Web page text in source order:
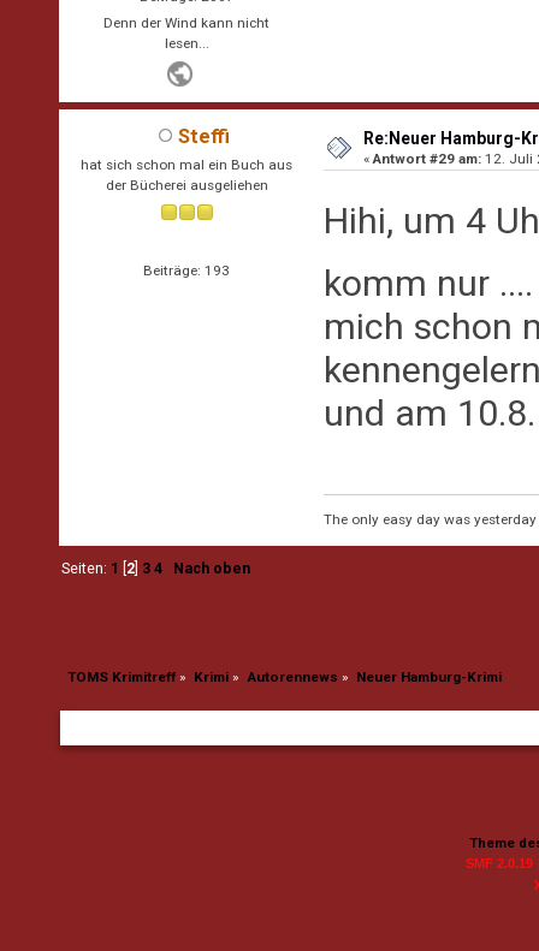
Denn der Wind kann nicht
lesen...
Steffi
hat sich schon mal ein Buch aus
der Bücherei ausgeliehen
Beiträge: 193
Re:Neuer Hamburg-
«Antwort #29 am: 12. Juli
Hihi, um 4
komm nur
mich schon
und am
The only easy day was yesterday
Seiten: 1 2 3 4 Nach oben
TOMS Krimitreff» Krimi» Autorennews » Neuer Hamburg-Krimi
Theme
SMF 2.0.19